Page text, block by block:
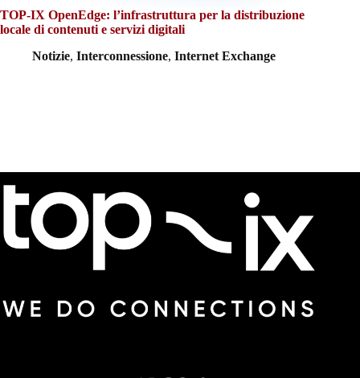
TOP-IX OpenEdge: l’infrastruttura per la distribuzione
locale di contenuti e servizi digitali
Notizie, Interconnessione, Internet Exchange